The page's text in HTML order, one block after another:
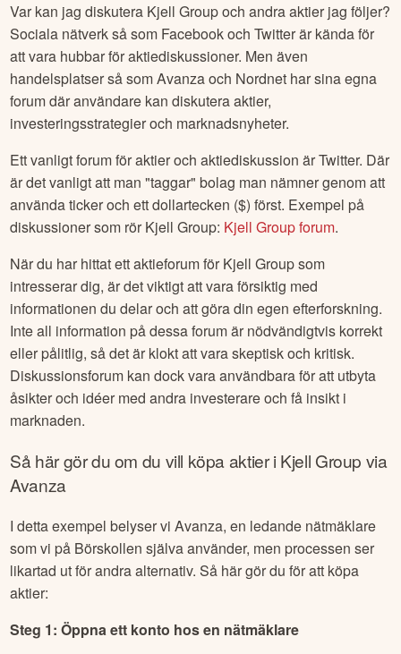
Var kan jag diskutera Kjell Groupoch andra aktier jag följer?
Sociala nätverk så som Facebook och Twitter är kända för
att vara hubbar för aktiediskussioner. Men även
handelsplatser så som Avanza och Nordnet har sina egna
forum där användare kan diskutera aktier,
investeringsstrategier och marknadsnyheter.
Ett vanligt forum för aktier och aktiediskussion är Twitter. Där
är det vanligt att man "taggar" bolag man nämner genom att
använda ticker och ett dollartecken ($) först. Exempel på
diskussioner som rör Kjell Group: Kjell Groupforum.
När du har hittat ett aktieforum för Kjell Groupsom
intresserar dig, är det viktigt att vara försiktig med
informationen du delar och att göra din egen efterforskning.
Inte all information på dessa forum är nödvändigtvis korrekt
eller pålitlig, så det är klokt att vara skeptisk och kritisk.
Diskussionsforum kan dock vara användbara för att utbyta
åsikter och idéer med andra investerare och få insikt i
marknaden.
Så här gör du om du vill köpa aktier iKjell Group via
Avanza
I detta exempel belyser vi Avanza, en ledande nätmäklare
som vi på Börskollen själva använder, men processen ser
likartad ut för andra alternativ. Så här gör du för att köpa
aktier:
Steg 1: Öppna ett konto hos en nätmäklare